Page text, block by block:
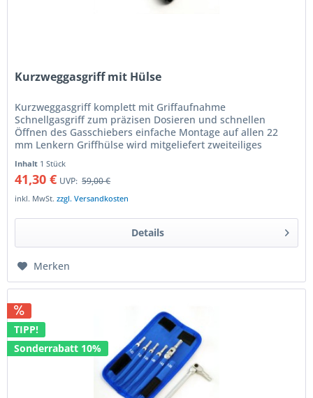
Kurzweggasgriff mit Hülse
Kurzweggasgriff komplett mit Griffaufnahme
Schnellgasgriff zum präzisen Dosieren und schnellen
Öffnen des Gasschiebers einfache Montage auf allen 22
mm Lenkern Griffhülse wird mitgeliefert zweiteiliges
Inhalt 1 Stück
41,30 € UVP: 59,00 €
inkl. MwSt.zzgl. Versandkosten
Details
Merken
TIPP!
Sonderrabatt 10%